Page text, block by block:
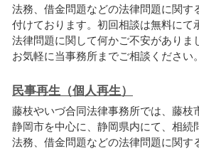
法務、借金問題などの法律問題に関す
付けております。初回相談は無料にて
法律問題に関して何かご不安がありま
お気軽に当事務所までご相談ください
民事再生（個人再生）
藤枝やいづ合同法律事務所では、藤枝
静岡市を中心に、静岡県内にて、相続
法務、借金問題などの法律問題に関す